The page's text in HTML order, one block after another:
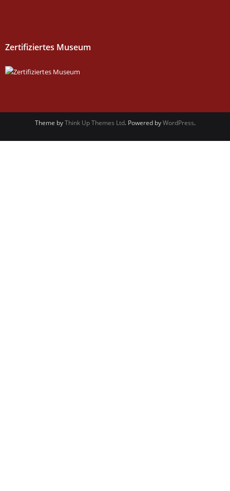
Zertifiziertes Museum
Theme byThink Up Themes Ltd. Powered byWordPress.